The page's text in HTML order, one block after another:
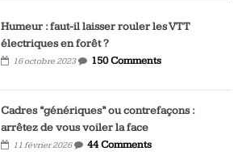
Humeur : faut-il laisser rouler les VTT
électriques en forêt ?
16 octobre 2023 150 Comments
Cadres “génériques” ou contrefaçons :
arrêtez de vous voiler la face
11 février 2026 44 Comments